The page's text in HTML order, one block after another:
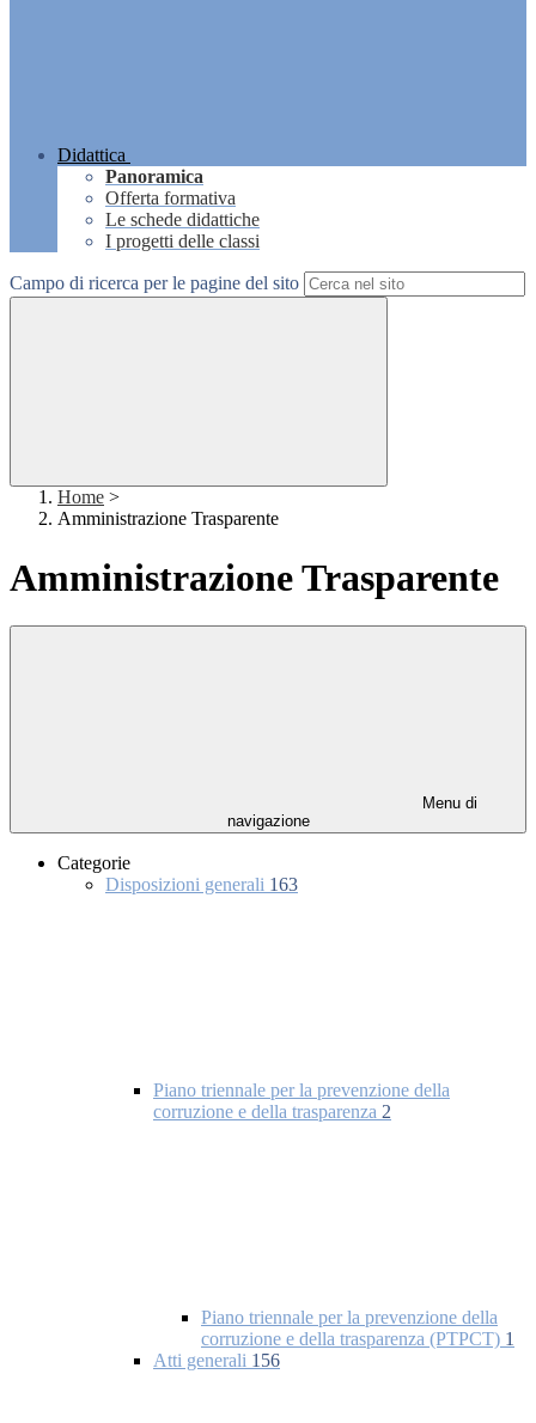
Didattica
Panoramica
Offerta formativa
Le schede didattiche
I progetti delle classi
Campo di ricerca per le pagine del sito
Home >
Amministrazione Trasparente
Amministrazione Trasparente
Menu di
navigazione
Categorie
Disposizioni generali 163
Piano triennale per la prevenzione della
corruzione e della trasparenza 2
Piano triennale per la prevenzione della
corruzione e della trasparenza (PTPCT) 1
Atti generali 156